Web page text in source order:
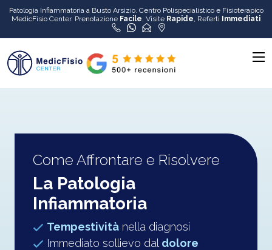
Patologia Infiammatoria a Busto Arsizio. Centro Polispecialistico e Fisioterapico
MedicFisio Center. Prenotazione Facile, Visite Rapide, Referti Immediati
Come Affrontare e Risolvere
La Patologia
Infiammatoria
Tempestività nella diagnosi
Immediato sollievo dal dolore